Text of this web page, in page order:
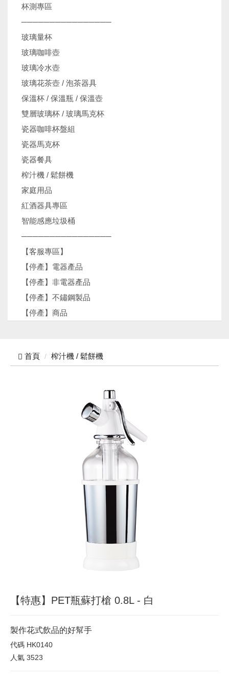
杯測專區
────────────────
玻璃量杯
玻璃咖啡壺
玻璃冷水壺
玻璃花茶壺 / 泡茶器具
保溫杯 / 保溫瓶 / 保溫壺
雙層玻璃杯 / 玻璃馬克杯
瓷器咖啡杯盤組
瓷器馬克杯
瓷器餐具
榨汁機 / 鬆餅機
家庭用品
紅酒器具專區
智能感應垃圾桶
────────────────
【客服專區】
【停產】電器產品
【停產】非電器產品
【停產】不鏽鋼製品
【停產】商品
首頁 榨汁機 / 鬆餅機
【特惠】PET瓶蘇打槍 0.8L - 白
製作花式飲品的好幫手
代碼 HK0140
人氣 3523